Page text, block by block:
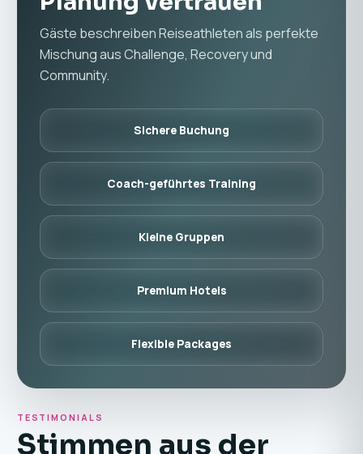
Gäste beschreiben Reiseathleten als perfekte
Mischung aus Challenge, Recovery und
Community.
Sichere Buchung
Coach-geführtes Training
Kleine Gruppen
Premium Hotels
Flexible Packages
TESTIMONIALS
Stimmen aus der